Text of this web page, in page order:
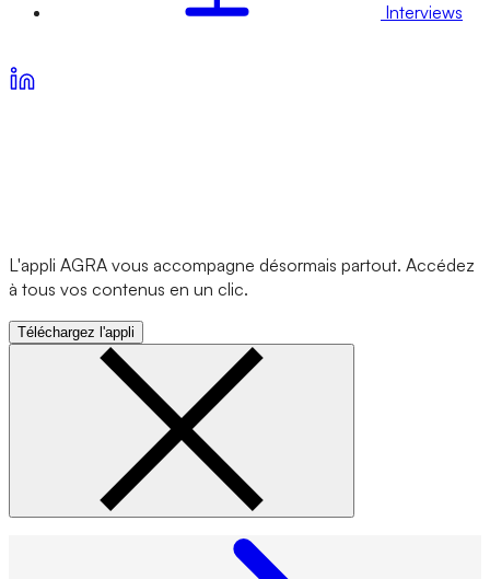
Interviews
L'appli AGRA vous accompagne désormais partout. Accédez
à tous vos contenus en un clic.
Téléchargez l'appli